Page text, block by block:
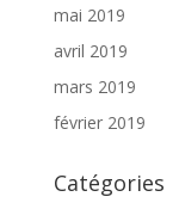
mai 2019
avril 2019
mars 2019
février 2019
Catégories